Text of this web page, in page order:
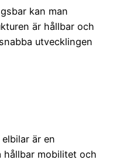
kan man
är hållbar och
utvecklingen
är en
mobilitet och